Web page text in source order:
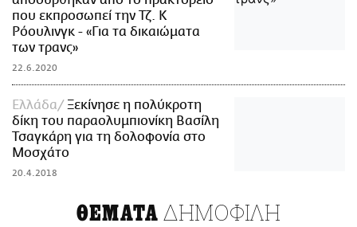
που εκπροσωπεί την Τζ. Κ
Ρόουλινγκ - «Για τα δικαιώματα
των τρανς»
22.6.2020
Ελλάδα
Ξεκίνησε η πολύκροτη
δίκη του παραολυμπιονίκη Βασίλη
Τσαγκάρη για τη δολοφονία στο
Μοσχάτο
20.4.2018
ΘΕΜΑΤΑ ΔΗΜΟΦΙΛΗ